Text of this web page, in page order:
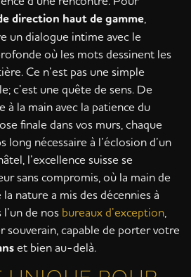
direction haut de gamme
un dialogue intime avec le
où les mots dessinent les
Ce n’est pas une simple
c’est une quête de sens. De
à la main avec la patience du
finale dans vos murs, chaque
nécessaire à l’éclosion d’un
l’excellence suisse se
sans compromis, où la main de
nature a mis des décennies à
de nos bureaux d’exception
souverain, capable de porter votre
et bien au-delà.